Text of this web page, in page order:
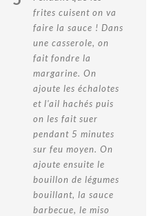
frites cuisent on va
faire la sauce ! Dans
une casserole, on
fait fondre la
margarine. On
ajoute les échalotes
et l'ail hachés puis
on les fait suer
pendant 5 minutes
sur feu moyen. On
ajoute ensuite le
bouillon de légumes
bouillant, la sauce
barbecue, le miso